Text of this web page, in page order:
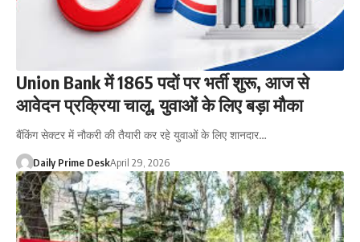
Union Bank में 1865 पदों पर भर्ती शुरू, आज से
आवेदन प्रक्रिया चालू, युवाओं के लिए बड़ा मौका
बैंकिंग सेक्टर में नौकरी की तैयारी कर रहे युवाओं के लिए शानदार…
Daily Prime DeskApril 29, 2026